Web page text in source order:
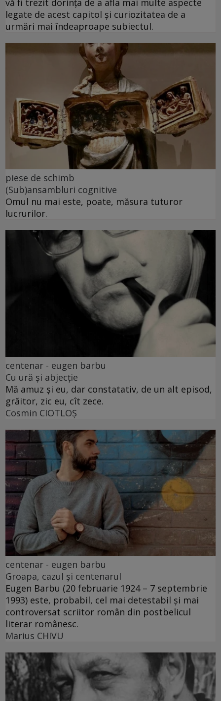
legate de acest capitol și curiozitatea de a
urmări mai îndeaproape subiectul.
piese de schimb
(Sub)ansambluri cognitive
Omul nu mai este, poate, măsura tuturor
lucrurilor.
centenar - eugen barbu
Cu ură și abjecție
Mă amuz și eu, dar constatativ, de un alt episod,
grăitor, zic eu, cît zece.
Cosmin CIOTLOŞ
centenar - eugen barbu
Groapa, cazul și centenarul
Eugen Barbu (20 februarie 1924 – 7 septembrie
1993) este, probabil, cel mai detestabil și mai
controversat scriitor român din postbelicul
literar românesc.
Marius CHIVU